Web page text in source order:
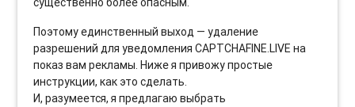
Поэтому единственный выход — удаление
разрешений для уведомления CAPTCHAFINE.LIVE на
показ вам рекламы. Ниже я привожу простые
инструкции, как это сделать.
И, разумеется, я предлагаю выбрать